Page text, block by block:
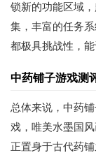
锁新的功能区域
集，丰富的任务
都极具挑战性，能
中药铺子游戏测
总体来说，中药
戏，唯美水墨国
正置身于古代药